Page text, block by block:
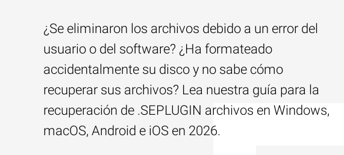
¿Se eliminaron los archivos debido a un error del
usuario o del software? ¿Ha formateado
accidentalmente su disco y no sabe cómo
recuperar sus archivos? Lea nuestra guía para la
recuperación de .SEPLUGIN archivos en Windows,
macOS, Android e iOS en 2026.